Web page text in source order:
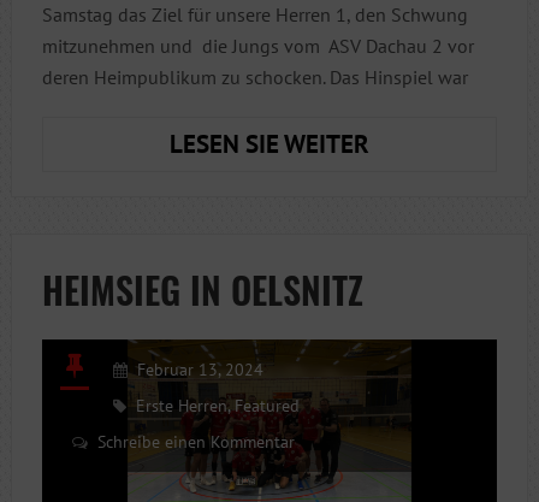
Samstag das Ziel für unsere Herren 1, den Schwung
mitzunehmen und die Jungs vom ASV Dachau 2 vor
deren Heimpublikum zu schocken. Das Hinspiel war
LESEN SIE WEITERHERREN
GEFORDERT
HEIMSIEG IN OELSNITZ
Februar 13, 2024
Erste Herren,Featured
Schreibe einen Kommentar